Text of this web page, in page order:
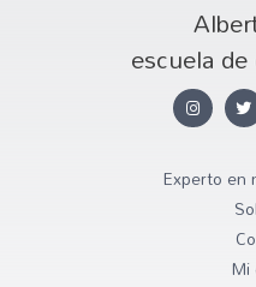
escuela
Experto en
Mi